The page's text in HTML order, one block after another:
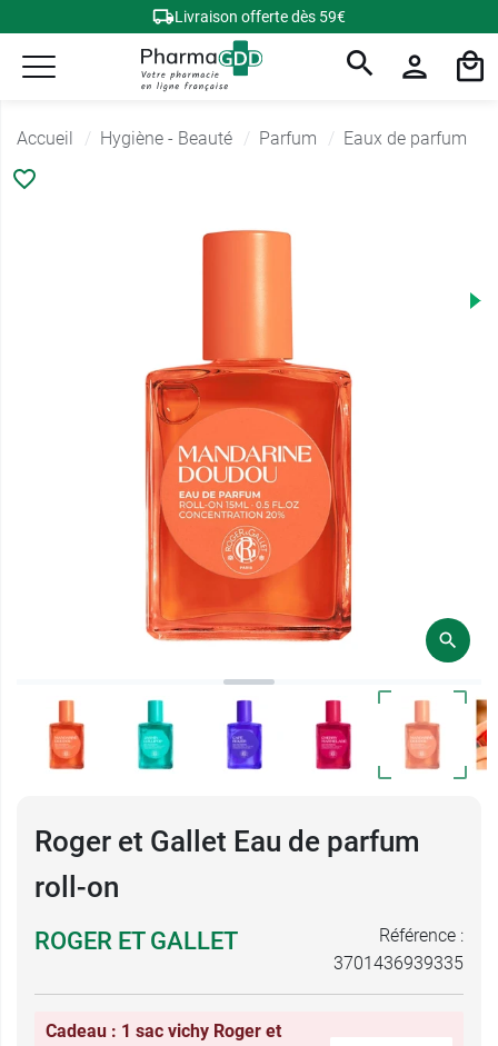
Livraison offerte dès 59€
Accueil Hygiène - Beauté Parfum Eaux de parfum
Roger et Gallet Eau de parfum
roll-on
ROGER ET GALLET
Référence :
3701436939335
Cadeau : 1 sac vichy Roger et